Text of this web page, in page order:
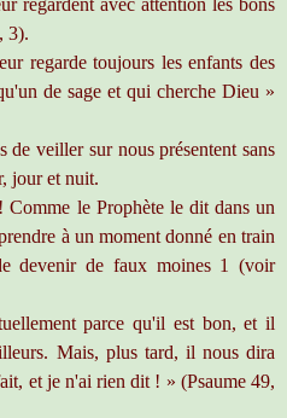
regardent avec attention les bons
3).
regarde toujours les enfants des
de sage et qui cherche Dieu »
de veiller sur nous présentent sans
jour et nuit.
le Prophète le dit dans un
à un moment donné en train
devenir de faux moines 1 (voir
parce qu'il est bon, et il
Mais, plus tard, il nous dira
et je n'ai rien dit ! » (Psaume 49,